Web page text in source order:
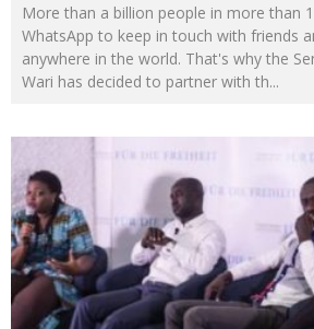
More than a billion people in more than
WhatsApp to keep in touch with friends
anywhere in the world. That's why the
Wari has decided to partner with th...